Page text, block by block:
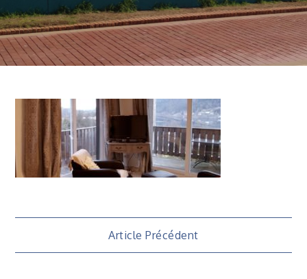
Navigation
Article Précédent